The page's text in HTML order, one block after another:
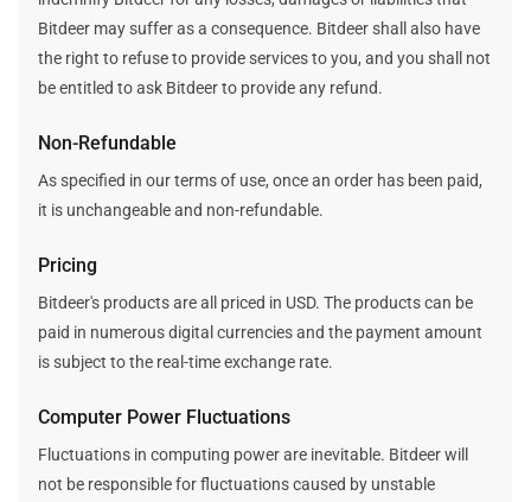
Bitdeer may suffer as a consequence. Bitdeer shall also have
the right to refuse to provide services to you, and you shall not
be entitled to ask Bitdeer to provide any refund.
Non-Refundable
As specified in our terms of use, once an order has been paid,
it is unchangeable and non-refundable.
Pricing
Bitdeer's products are all priced in USD. The products can be
paid in numerous digital currencies and the payment amount
is subject to the real-time exchange rate.
Computer Power Fluctuations
Fluctuations in computing power are inevitable. Bitdeer will
not be responsible for fluctuations caused by unstable